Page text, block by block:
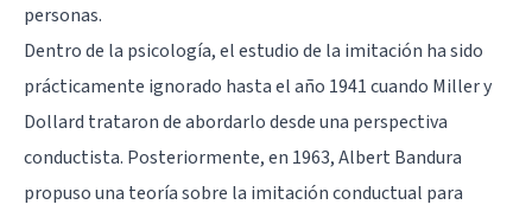
personas.
Dentro de la psicología, el estudio de la imitación ha sido
prácticamente ignorado hasta el año 1941 cuando Miller y
Dollard trataron de abordarlo desde una perspectiva
conductista. Posteriormente, en 1963, Albert Bandura
propuso una teoría sobre la imitación conductual para